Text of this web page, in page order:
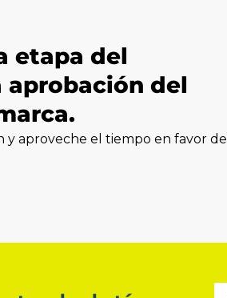
etapa del
aprobación del
y aproveche el tiempo en favor del